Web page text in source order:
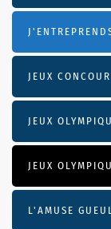
JEUX
JEUX
JEUX
L'AMUSE